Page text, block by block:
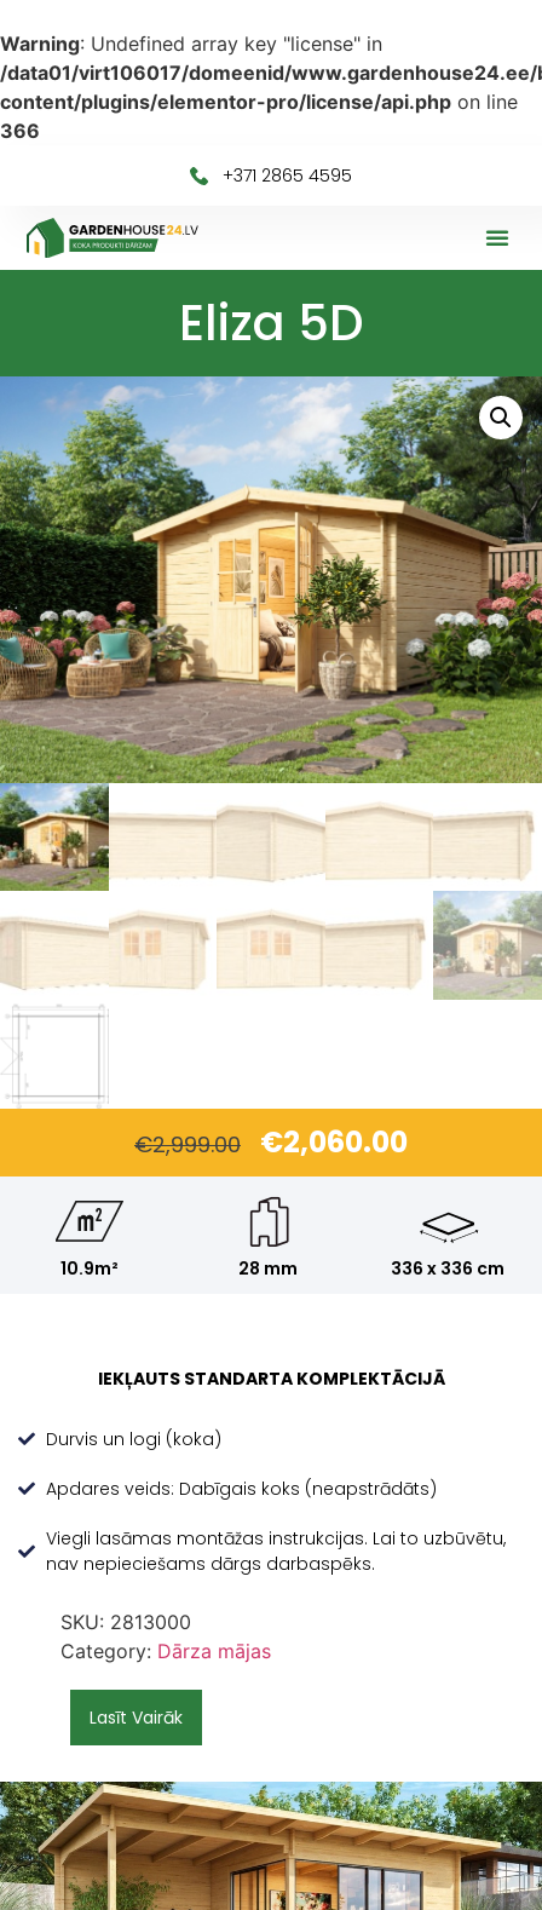
Warning: Undefined array key "license" in
/data01/virt106017/domeenid/
content/plugins/elementor-pro/license/api.php on line
366
+371 2865 4595
Eliza 5D
€2,999.00 €2,060.00
10.9m² 28 mm 336 x 336 cm
IEKĻAUTS STANDARTA KOMPLEKTĀCIJĀ
Durvis un logi (koka)
Apdares veids: Dabīgais koks (neapstrādāts)
Viegli lasāmas montāžas instrukcijas. Lai to uzbūvētu,
nav nepieciešams dārgs darbaspēks.
SKU: 2813000
Category: Dārza mājas
Lasīt Vairāk